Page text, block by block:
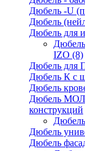
Дюбель -U
Дюбель
Дюбель для
IZO (8)
Дюбель для
Дюбель К с
Дюбель
Дюбель
конструкций
Дюбель
Дюбель